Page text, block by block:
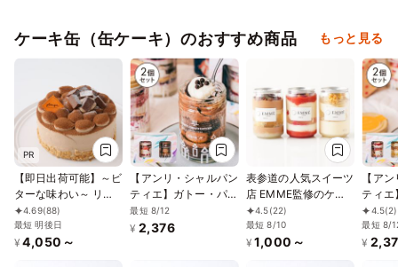
ケーキ缶（缶ケーキ）のおすすめ商品 もっと見る
PR
【即日出荷可能】～ビ
ターな味わい～ リッ
チなチョコレートケー
キ 4号 12cm
4.69(88)
最短 明後日
¥ 4,050～
【アンリ・シャルパン
ティエ】ガトー・パル
フェ＜ショートケー
キ・ザッハトルテ＞バ
最短 8/12
¥ 2,376
表参道の人気スイーツ
店 EMME監修のケー
キ缶 小サイズ250ml
3缶入 （薔薇とイチゴ
缶、モンブラン缶、オ
4.5(22)
最短 8/10
¥ 1,000～
【ア
ティエ
フェ＜
キ・チ
ースデ
4.5(2)
最短 8/
¥